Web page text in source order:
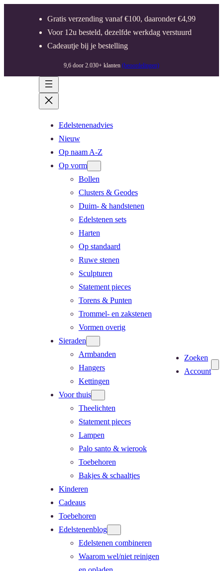
Gratis verzending vanaf €100, daaronder €4,99
Voor 12u besteld, dezelfde werkdag verstuurd
Cadeautje bij je bestelling
9,6 door 2.030+ klanten (beoordelingen)
Edelstenenadvies
Nieuw
Op naam A-Z
Op vorm
Bollen
Clusters & Geodes
Duim- & handstenen
Edelstenen sets
Harten
Op standaard
Ruwe stenen
Sculpturen
Statement pieces
Torens & Punten
Trommel- en zakstenen
Vormen overig
Sieraden
Armbanden
Hangers
Kettingen
Voor thuis
Theelichten
Statement pieces
Lampen
Palo santo & wierook
Toebehoren
Bakjes & schaaltjes
Kinderen
Cadeaus
Toebehoren
Edelstenenblog
Edelstenen combineren
Waarom wel/niet reinigen
Zoeken
Account